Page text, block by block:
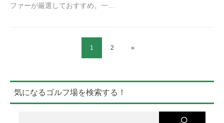
ファーが厳選しておすすめ。一…
1 2 »
気になるゴルフ場を検索する！